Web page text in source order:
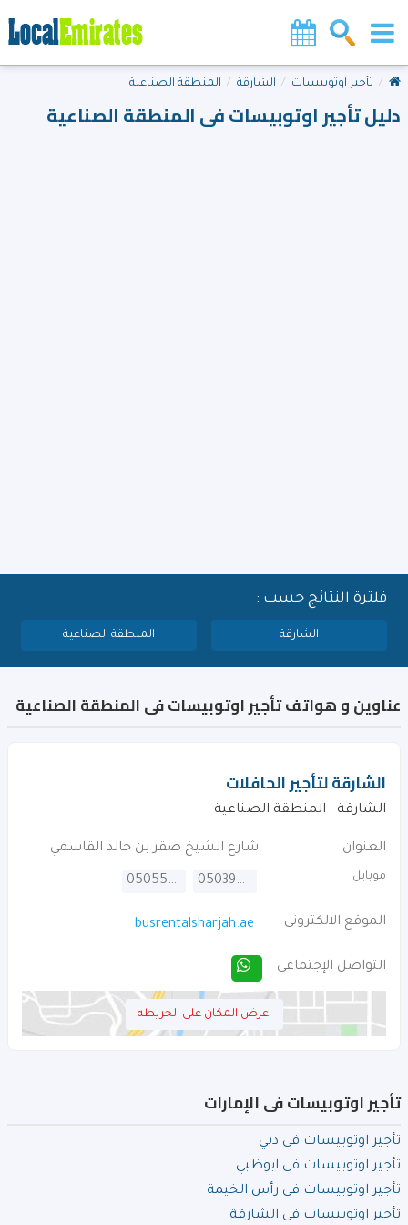
تأجير اوتوبيسات الشارقة المنطقة الصناعية
دليل تأجير اوتوبيسات فى المنطقة الصناعية
فلترة النتائج حسب :
الشارقة المنطقة الصناعية
عناوين و هواتف تأجير اوتوبيسات فى المنطقة الصناعية
الشارقة لتأجير الحافلات
الشارقة - المنطقة الصناعية
العنوان شارع الشيخ صقر بن خالد القاسمي
موبايل 0503954724
0505554623
الموقع الالكترونى busrentalsharjah.ae
التواصل الإجتماعى
اعرض المكان على الخريطه
تأجير اوتوبيسات فى الإمارات
تأجير اوتوبيسات فى دبي
تأجير اوتوبيسات فى ابوظبي
تأجير اوتوبيسات فى رأس الخيمة
تأجير اوتوبيسات فى الشارقة